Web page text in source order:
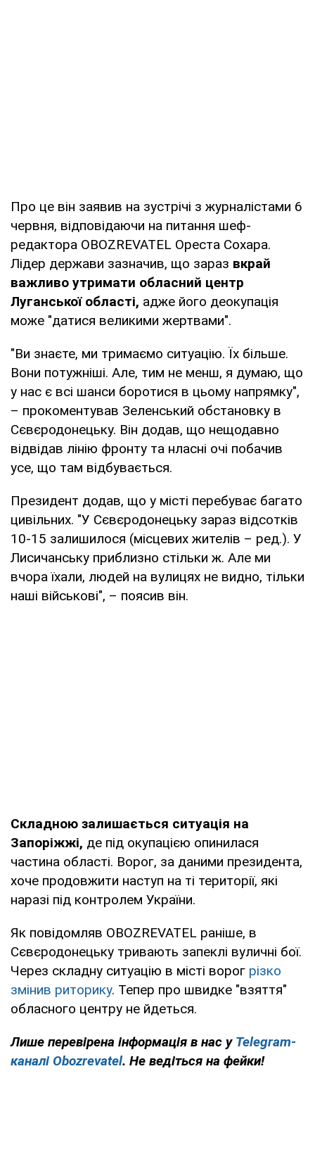
Про це він заявив на зустрічі з журналістами 6
червня, відповідаючи на питання шеф-
редактора OBOZREVATEL Ореста Сохара.
Лідер держави зазначив, що зараз вкрай
важливо утримати обласний центр
Луганської області, адже його деокупація
може "датися великими жертвами".
"Ви знаєте, ми тримаємо ситуацію. Їх більше.
Вони потужніші. Але, тим не менш, я думаю, що
у нас є всі шанси боротися в цьому напрямку",
– прокоментував Зеленський обстановку в
Сєвєродонецьку. Він додав, що нещодавно
відвідав лінію фронту та нласні очі побачив
усе, що там відбувається.
Президент додав, що у місті перебуває багато
цивільних. "У Сєвєродонецьку зараз відсотків
10-15 залишилося (місцевих жителів – ред.). У
Лисичанську приблизно стільки ж. Але ми
вчора їхали, людей на вулицях не видно, тільки
наші військові", – поясив він.
Складною залишається ситуація на
Запоріжжі, де під окупацією опинилася
частина області. Ворог, за даними президента,
хоче продовжити наступ на ті території, які
наразі під контролем України.
Як повідомляв OBOZREVATEL раніше, в
Сєвєродонецьку тривають запеклі вуличні бої.
Через складну ситуацію в місті ворог різко
змінив риторику. Тепер про швидке "взяття"
обласного центру не йдеться.
Лише перевірена інформація в нас у Telegram-
каналі Obozrevatel. Не ведіться на фейки!